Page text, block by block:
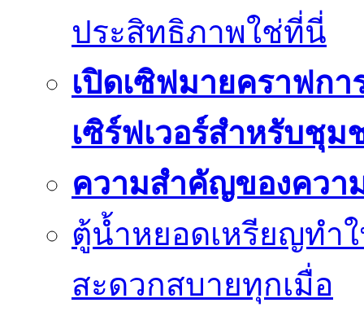
ประสิทธิภาพใช่ที่นี่
เปิดเซิฟมายคราฟกา
เซิร์ฟเวอร์สำหรับชุม
ความสำคัญของควา
ตู้น้ำหยอดเหรียญทำ
สะดวกสบายทุกเมื่อ